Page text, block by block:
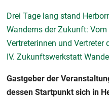
Drei Tage lang stand
Wanderns der Zukunft:
Vertreterinnen und Vertreter
IV. Zukunftswerkstatt
Gastgeber der
dessen Startpunkt sich in